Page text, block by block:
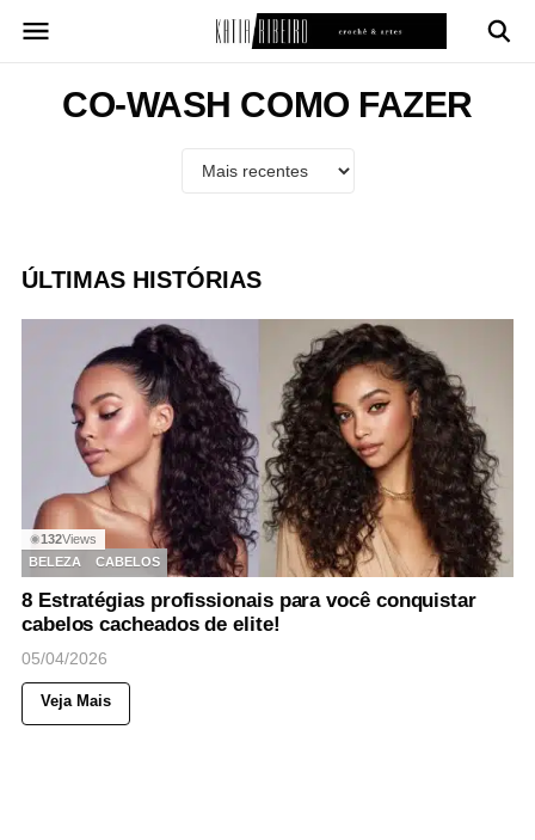
para
conteúdoCO-WASH COMO FAZER
ÚLTIMAS HISTÓRIAS
◉132Views
BELEZA
CABELOS
8 Estratégias profissionais para você conquistar
cabelos cacheados de elite!
05/04/2026
Veja Mais